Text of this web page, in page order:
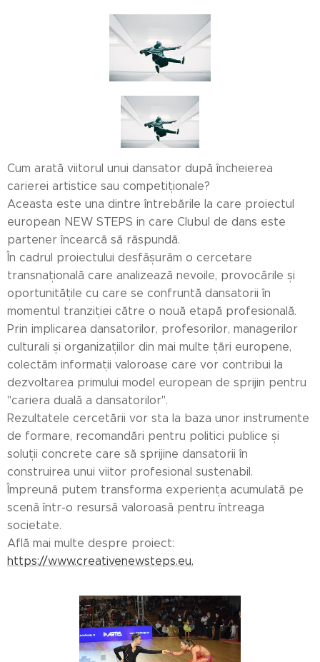
Cum arată viitorul unui dansator după încheierea
carierei artistice sau competiționale?
Aceasta este una dintre întrebările la care proiectul
european NEW STEPS in care Clubul de dans este
partener încearcă să răspundă.
În cadrul proiectului desfășurăm o cercetare
transnațională care analizează nevoile, provocările și
oportunitățile cu care se confruntă dansatorii în
momentul tranziției către o nouă etapă profesională.
Prin implicarea dansatorilor, profesorilor, managerilor
culturali și organizațiilor din mai multe țări europene,
colectăm informații valoroase care vor contribui la
dezvoltarea primului model european de sprijin pentru
"cariera duală a dansatorilor".
Rezultatele cercetării vor sta la baza unor instrumente
de formare, recomandări pentru politici publice și
soluții concrete care să sprijine dansatorii în
construirea unui viitor profesional sustenabil.
Împreună putem transforma experiența acumulată pe
scenă într-o resursă valoroasă pentru întreaga
societate.
Află mai multe despre proiect:
https://www.creativenewsteps.eu.